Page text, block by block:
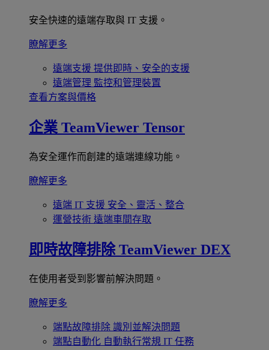
安全快速的遠端存取與 IT 支援。
瞭解更多
遠端支援 提供即時、安全的支援
遠端管理 監控和管理裝置
查看方案與價格
企業 TeamViewer Tensor
為安全運作而創建的遠端連線功能。
瞭解更多
遠端 IT 支援 安全、靈活、整合
運營技術 遠端車間存取
即時故障排除 TeamViewer DEX
在使用者受到影響前解決問題。
瞭解更多
端點故障排除 識別並解決問題
端點自動化 自動執行常規 IT 任務